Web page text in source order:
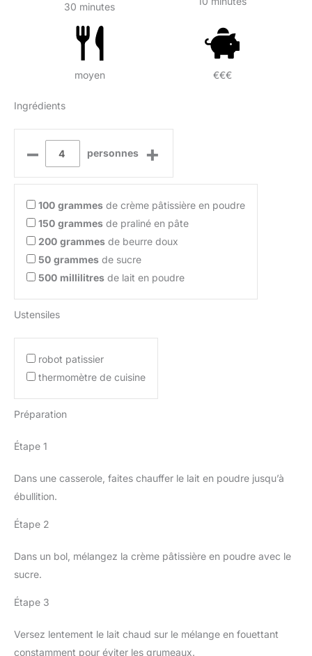
30 minutes
moyen €€€
Ingrédients
– personnes +
100 grammes de crème pâtissière en poudre
150 grammes de praliné en pâte
200 grammes de beurre doux
50 grammes de sucre
500 millilitres de lait en poudre
Ustensiles
robot patissier
thermomètre de cuisine
Préparation
Étape 1
Dans une casserole, faites chauffer le lait en poudre jusqu’à
ébullition.
Étape 2
Dans un bol, mélangez la crème pâtissière en poudre avec le
sucre.
Étape 3
Versez lentement le lait chaud sur le mélange en fouettant
constamment pour éviter les grumeaux.